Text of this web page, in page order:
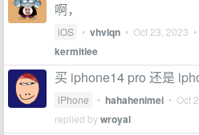
啊，
iOS • vhvlqn • Oct 23, 2023
kermitlee
买 iphone14 pro 还是
iPhone • hahahenimei • Oct
replied bywroyal